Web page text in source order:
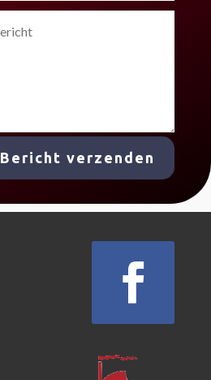
Bericht verzenden